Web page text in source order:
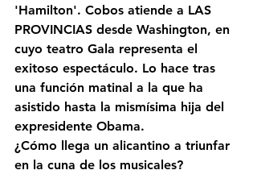
'Hamilton'. Cobos atiende a LAS
PROVINCIAS desde Washington, en
cuyo teatro Gala representa el
exitoso espectáculo. Lo hace tras
una función matinal a la que ha
asistido hasta la mismísima hija del
expresidente Obama.
¿Cómo llega un alicantino a triunfar
en la cuna de los musicales?